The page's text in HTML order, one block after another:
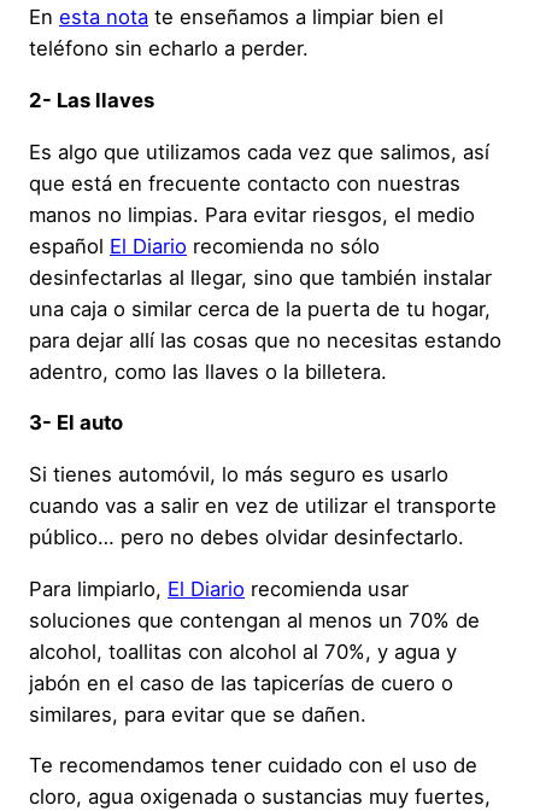
En esta nota te enseñamos a limpiar bien el
teléfono sin echarlo a perder.
2- Las llaves
Es algo que utilizamos cada vez que salimos, así
que está en frecuente contacto con nuestras
manos no limpias. Para evitar riesgos, el medio
español El Diario recomienda no sólo
desinfectarlas al llegar, sino que también instalar
una caja o similar cerca de la puerta de tu hogar,
para dejar allí las cosas que no necesitas estando
adentro, como las llaves o la billetera.
3- El auto
Si tienes automóvil, lo más seguro es usarlo
cuando vas a salir en vez de utilizar el transporte
público… pero no debes olvidar desinfectarlo.
Para limpiarlo, El Diario recomienda usar
soluciones que contengan al menos un 70% de
alcohol, toallitas con alcohol al 70%, y agua y
jabón en el caso de las tapicerías de cuero o
similares, para evitar que se dañen.
Te recomendamos tener cuidado con el uso de
cloro, agua oxigenada o sustancias muy fuertes,